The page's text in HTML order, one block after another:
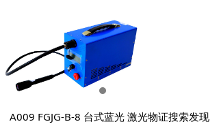
A009 FGJG-B-8 台式蓝光 激光物证搜索发现